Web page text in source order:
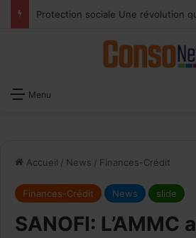
Protection sociale Une révolution
Menu
Accueil / News / Finances-Crédit
Finances-Crédit News slide
SANOFI: L’AMMC
Recevoir